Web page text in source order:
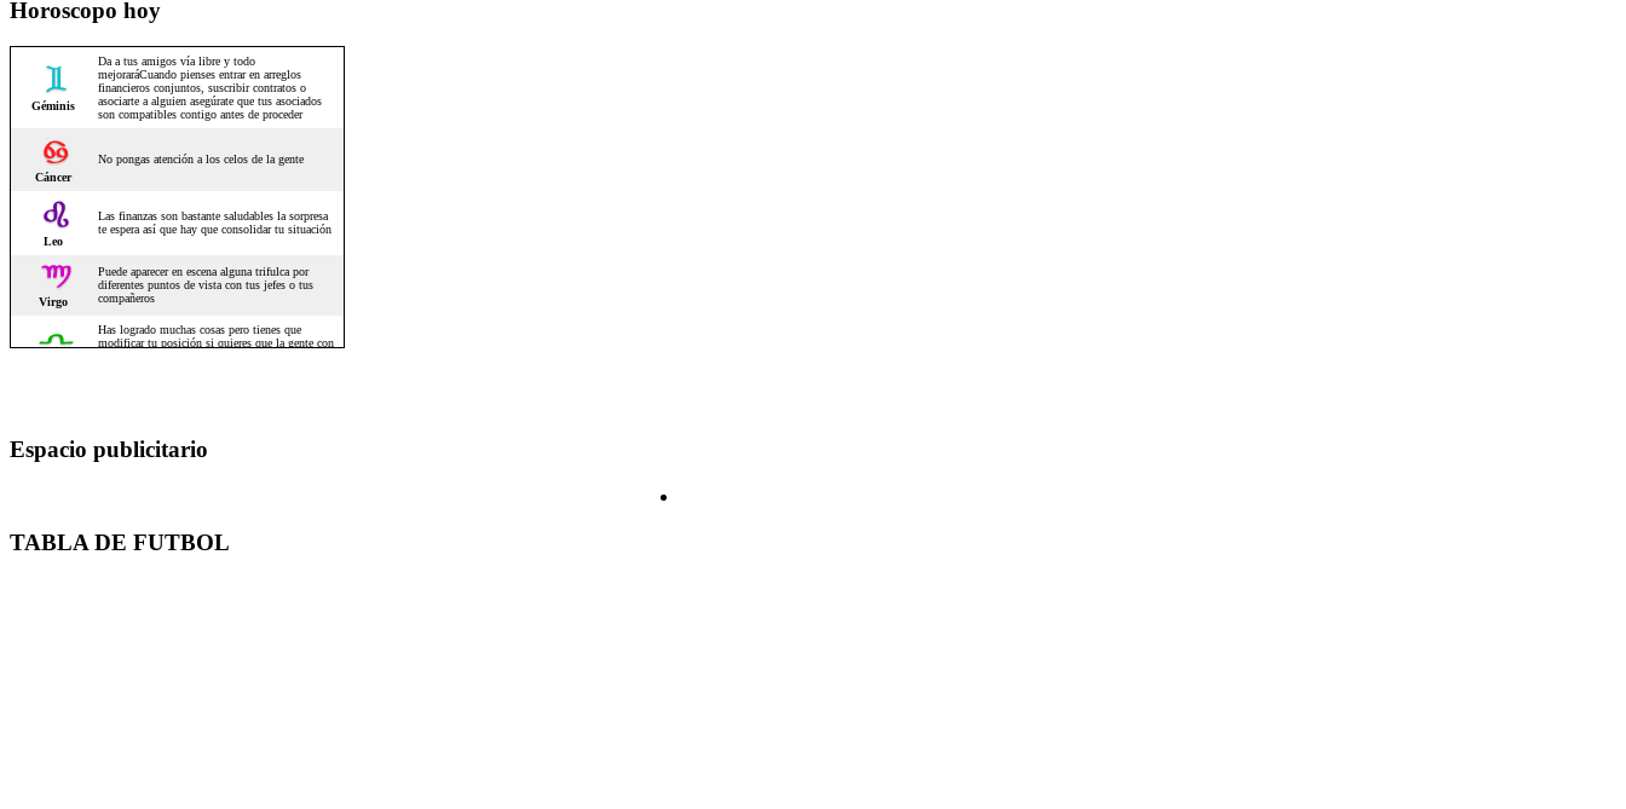
Horoscopo hoy
Espacio publicitario
TABLA DE FUTBOL